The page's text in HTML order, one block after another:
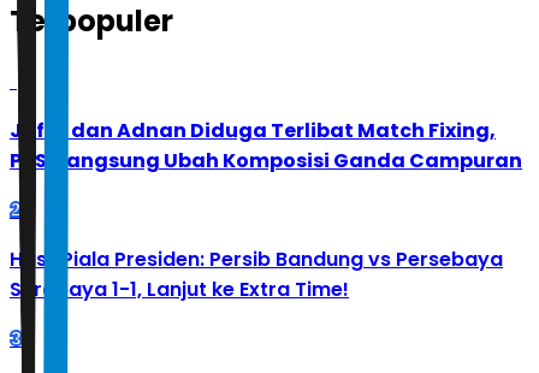
Terpopuler
Jafar dan Adnan Diduga Terlibat Match Fixing,
PBSI Langsung Ubah Komposisi Ganda Campuran
2
Hasil Piala Presiden: Persib Bandung vs Persebaya
Surabaya 1-1, Lanjut ke Extra Time!
3